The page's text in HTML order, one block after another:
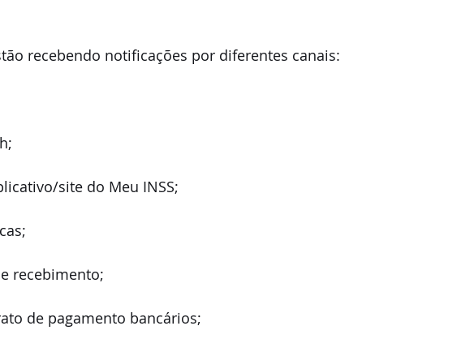
recebendo notificações por diferentes canais:
site do Meu INSS;
recebimento;
de pagamento bancários;